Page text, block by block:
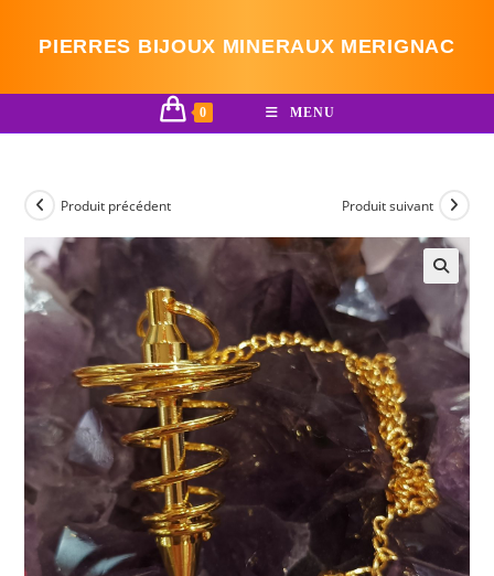
PIERRES BIJOUX MINERAUX MERIGNAC
0 MENU
Produit précédent Produit suivant